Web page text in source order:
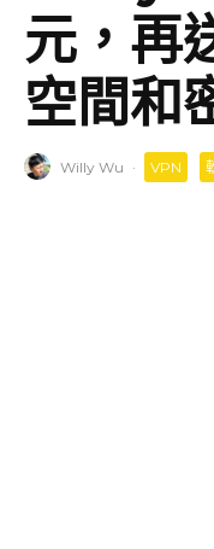
元，再
空間和
Willy Wu · VPN